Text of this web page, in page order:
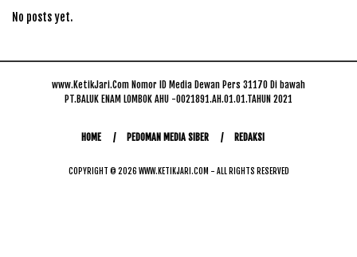
No posts yet.
www.KetikJari.Com Nomor ID Media Dewan Pers 31170 Di bawah
PT.BALUK ENAM LOMBOK AHU -0021891.AH.01.01.TAHUN 2021
HOME PEDOMAN MEDIA SIBER REDAKSI
COPYRIGHT © 2026 WWW.KETIKJARI.COM - ALL RIGHTS RESERVED